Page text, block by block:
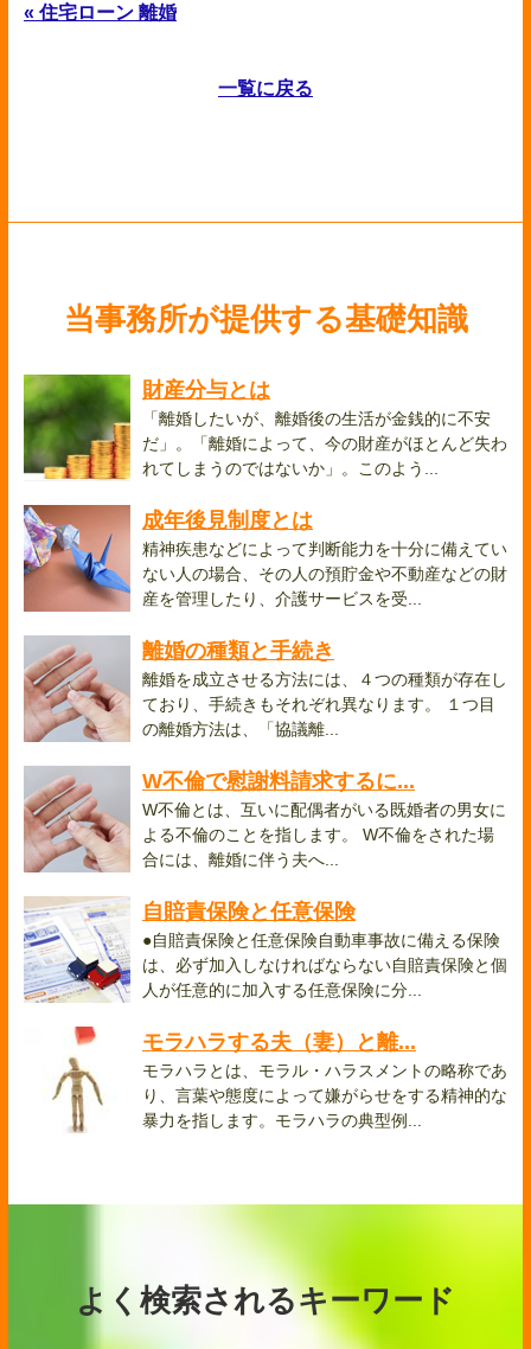
« 住宅ローン 離婚
一覧に戻る
当事務所が提供する基礎知識
財産分与とは
「離婚したいが、離婚後の生活が金銭的に不安
だ」。「離婚によって、今の財産がほとんど失わ
れてしまうのではないか」。このよう...
成年後見制度とは
精神疾患などによって判断能力を十分に備えてい
ない人の場合、その人の預貯金や不動産などの財
産を管理したり、介護サービスを受...
離婚の種類と手続き
離婚を成立させる方法には、４つの種類が存在し
ており、手続きもそれぞれ異なります。 １つ目
の離婚方法は、「協議離...
W不倫で慰謝料請求するに...
W不倫とは、互いに配偶者がいる既婚者の男女に
よる不倫のことを指します。 W不倫をされた場
合には、離婚に伴う夫へ...
自賠責保険と任意保険
●自賠責保険と任意保険自動車事故に備える保険
は、必ず加入しなければならない自賠責保険と個
人が任意的に加入する任意保険に分...
モラハラする夫（妻）と離...
モラハラとは、モラル・ハラスメントの略称であ
り、言葉や態度によって嫌がらせをする精神的な
暴力を指します。モラハラの典型例...
よく検索されるキーワード